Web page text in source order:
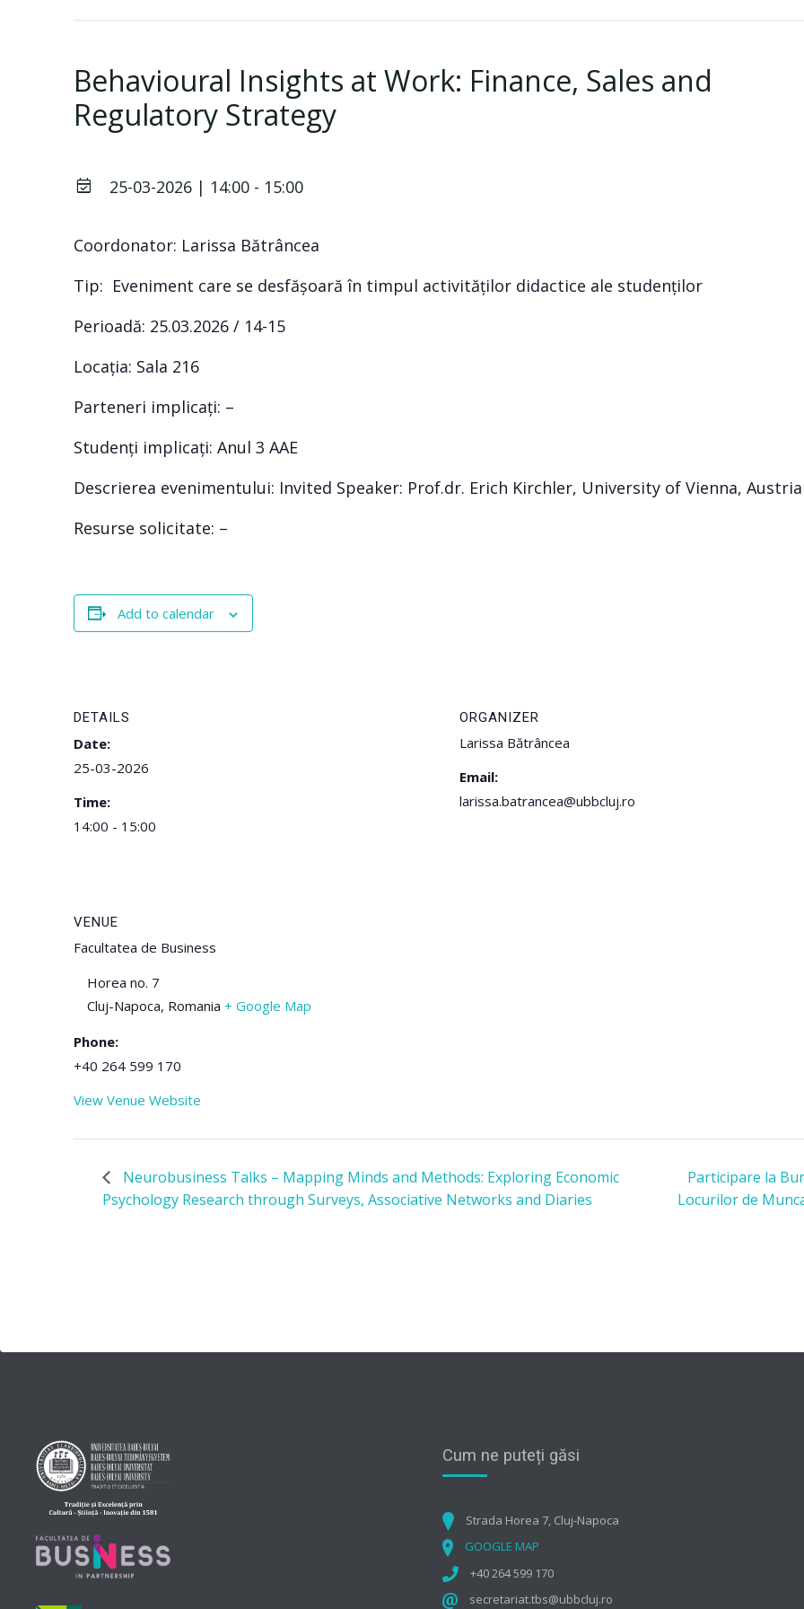
Behavioural Insights at Work: Finance, Sales and
Regulatory Strategy
25-03-2026 | 14:00- 15:00
Coordonator: Larissa Bătrâncea
Tip: Eveniment care se desfășoară în timpul activităților didactice ale studenților
Perioadă: 25.03.2026 / 14-15
Locația: Sala 216
Parteneri implicați: –
Studenți implicați: Anul 3 AAE
Descrierea evenimentului: Invited Speaker: Prof.dr. Erich Kirchler, University of Vienna, Austria
Resurse solicitate: –
Add to calendar
DETAILS
Date:
25-03-2026
Time:
14:00 - 15:00
ORGANIZER
Larissa Bătrâncea
Email:
larissa.batrancea@ubbcluj.ro
VENUE
Facultatea de Business
Horea no. 7
Cluj-Napoca, Romania + Google Map
Phone:
+40 264 599 170
View Venue Website
Neurobusiness Talks – Mapping Minds and Methods: Exploring Economic
Psychology Research through Surveys, Associative Networks and Diaries
Participare la
Locurilor de
Cum ne puteți găsi
Strada Horea 7, Cluj-Napoca
GOOGLE MAP
+40 264 599 170
secretariat.tbs@ubbcluj.ro